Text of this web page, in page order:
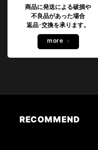
商品に発送による破損や
不良品があった場合
返品･交換を承ります。
more
RECOMMEND